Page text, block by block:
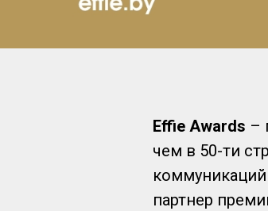
Effie Awards –
чем в 50-ти
коммуникаций
партнер